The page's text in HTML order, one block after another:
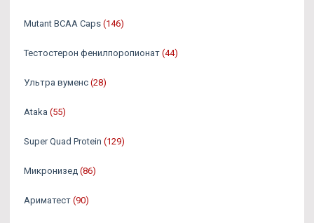
Mutant BCAA Caps (146)
Тестостерон фенилпоропионат (44)
Ультра вуменс (28)
Ataka (55)
Super Quad Protein (129)
Микронизед (86)
Ариматест (90)